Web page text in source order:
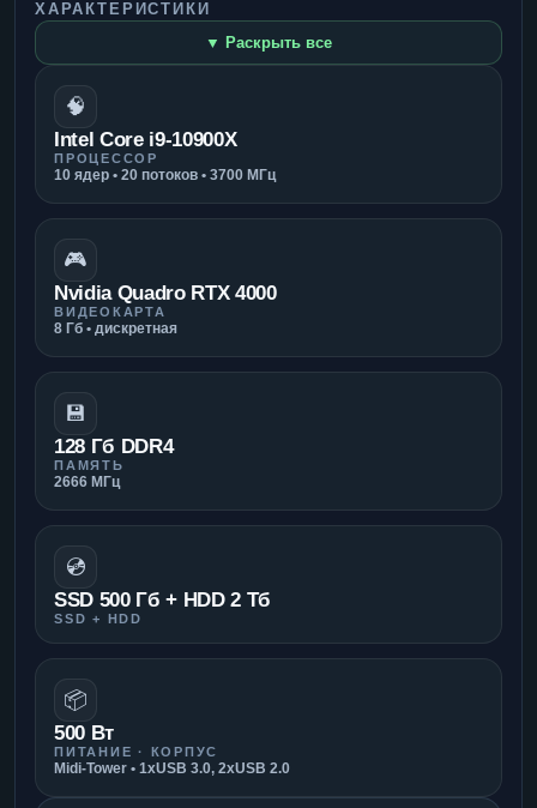
ХАРАКТЕРИСТИКИ
▼ Раскрыть все
🧠
Intel Core i9-10900X
ПРОЦЕССОР
10 ядер • 20 потоков • 3700 МГц
🎮
Nvidia Quadro RTX 4000
ВИДЕОКАРТА
8 Гб • дискретная
💾
128 Гб DDR4
ПАМЯТЬ
2666 МГц
💿
SSD 500 Гб + HDD 2 Тб
SSD + HDD
📦
500 Вт
ПИТАНИЕ · КОРПУС
Midi-Tower • 1xUSB 3.0, 2xUSB 2.0